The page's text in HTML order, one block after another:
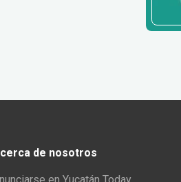
de nosotros